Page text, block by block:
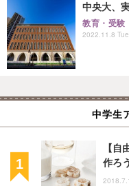
中央大、
教育・受験
2022.11.8
中学生
【自
作ろ